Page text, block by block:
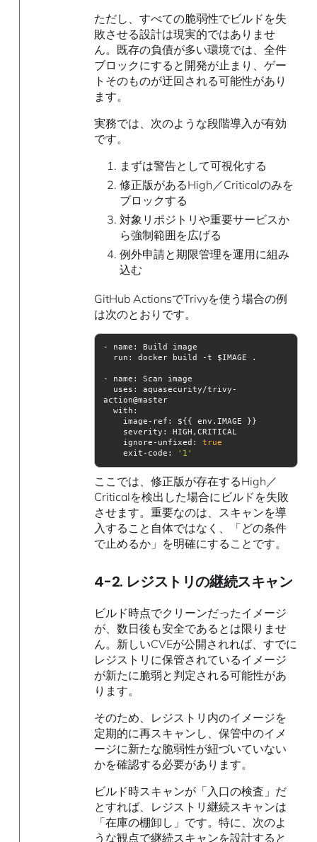
ただし、すべての脆弱性でビルドを失
敗させる設計は現実的ではありませ
ん。既存の負債が多い環境では、全件
ブロックにすると開発が止まり、ゲー
トそのものが迂回される可能性があり
ます。
実務では、次のような段階導入が有効
です。
まずは警告として可視化する
修正版があるHigh／Criticalのみを
ブロックする
対象リポジトリや重要サービスか
ら強制範囲を広げる
例外申請と期限管理を運用に組み
込む
GitHub ActionsでTrivyを使う場合の例
は次のとおりです。
run
uses : aquasecurity/trivy-
action@master
with
severity
: HIGH,CRITICAL
    ignore-unfixed:
true
    exit-code:
'1'
ここでは、修正版が存在するHigh／
Criticalを検出した場合にビルドを失敗
させます。重要なのは、スキャンを導
入すること自体ではなく、「どの条件
で止めるか」を明確にすることです。
4-2. レジストリの継続スキャン
ビルド時点でクリーンだったイメージ
が、数日後も安全であるとは限りませ
ん。新しいCVEが公開されれば、すでに
レジストリに保管されているイメージ
が新たに脆弱と判定される可能性があ
ります。
そのため、レジストリ内のイメージを
定期的に再スキャンし、保管中のイメ
ージに新たな脆弱性が紐づいていない
かを確認する必要があります。
ビルド時スキャンが「入口の検査」だ
とすれば、レジストリ継続スキャンは
「在庫の棚卸し」です。特に、次のよ
うな観点で継続スキャンを設計すると